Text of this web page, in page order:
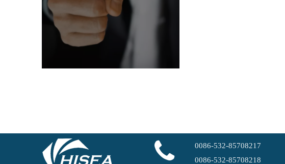
0086-532-85708217
0086-532-85708218